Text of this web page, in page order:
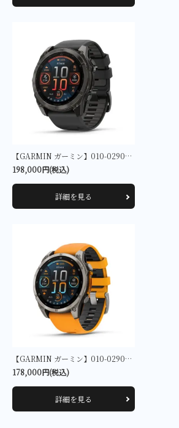
【GARMIN ガーミン】010-02905-62 fenix 8 Sapphire AMOLED 51mm Ti Carbon Gray DLC / Black
198,000円(税込)
詳細を見る
【GARMIN ガーミン】010-02904-17 fenix 8 Sapphire AMOLED 47mm Ti / Orange
178,000円(税込)
詳細を見る